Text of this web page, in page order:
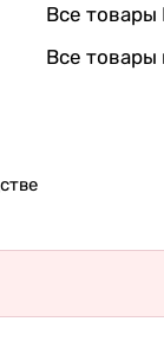
Все товары
Все товары